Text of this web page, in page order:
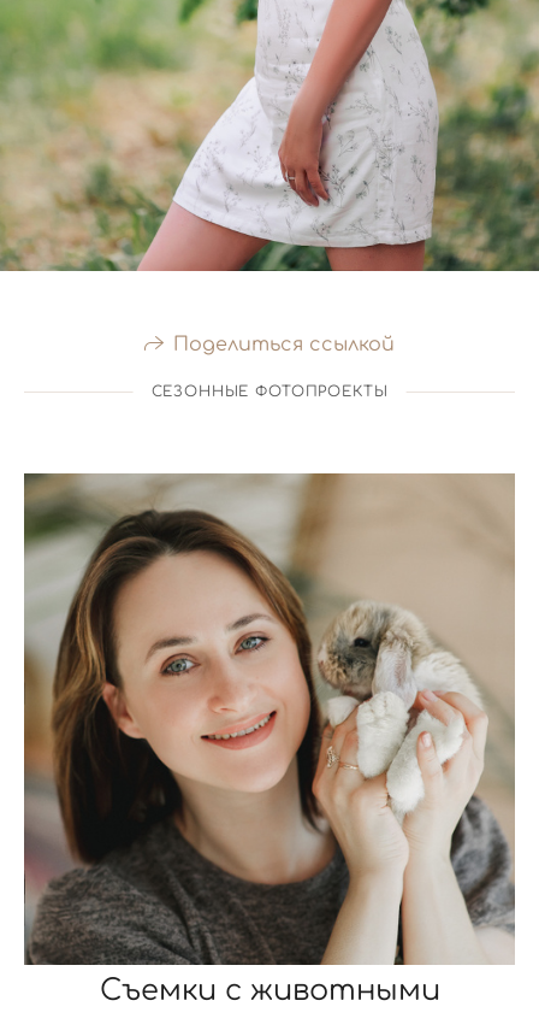
Поделиться ссылкой
СЕЗОННЫЕ ФОТОПРОЕКТЫ
Съемки с животными